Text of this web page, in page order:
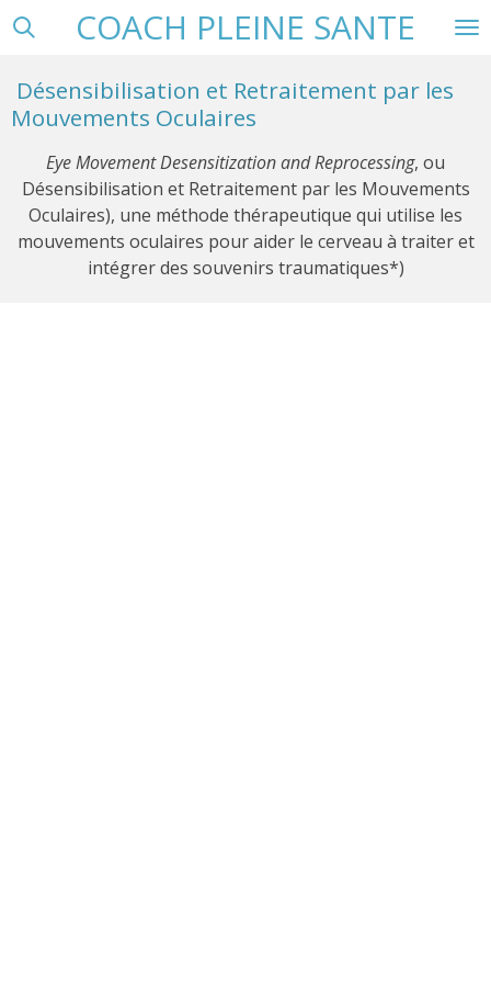
Passer
principal
COACH PLEINE SANTE
Désensibilisation et Retraitement par les
Mouvements Oculaires
Eye Movement Desensitization and Reprocessing, ou
Désensibilisation et Retraitement par les Mouvements
Oculaires), une méthode thérapeutique qui utilise les
mouvements oculaires pour aider le cerveau à traiter et
intégrer des souvenirs traumatiques*)